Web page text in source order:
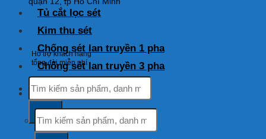
Hỗ trợ khách hàng
tổng đài miễn phí
Tìm
kiếm:
Tủ cắt lọc sét
Kim thu sét
Chống sét lan truyền 1 pha
Chống sét lan truyền 3 pha
Tìm
kiếm: